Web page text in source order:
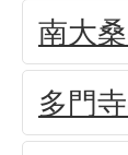
南大
多門